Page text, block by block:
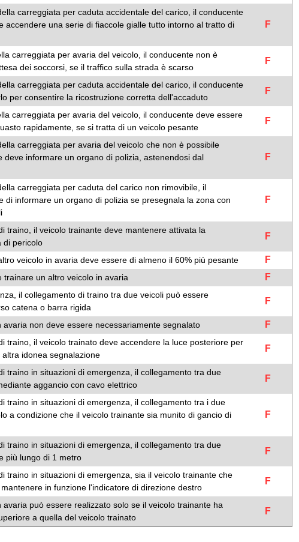
carreggiata per caduta accidentale del carico, il conducente
accendere una serie di fiaccole gialle tutto intorno al tratto di
F
carreggiata per avaria del veicolo, il conducente non è
dei soccorsi, se il traffico sulla strada è scarso
F
carreggiata per caduta accidentale del carico, il conducente
per consentire la ricostruzione corretta dell'accaduto
F
carreggiata per avaria del veicolo, il conducente deve essere
rapidamente, se si tratta di un veicolo pesante
F
carreggiata per avaria del veicolo che non è possibile
deve informare un organo di polizia, astenendosi dal
F
carreggiata per caduta del carico non rimovibile, il
di informare un organo di polizia se presegnala la zona con
F
traino, il veicolo trainante deve mantenere attivata la
di pericolo
F
veicolo in avaria deve essere di almeno il 60% più pesante F
trainare un altro veicolo in avaria F
il collegamento di traino tra due veicoli può essere
catena o barra rigida
F
avaria non deve essere necessariamente segnalato F
traino, il veicolo trainato deve accendere la luce posteriore per
idonea segnalazione
F
traino in situazioni di emergenza, il collegamento tra due
aggancio con cavo elettrico
F
traino in situazioni di emergenza, il collegamento tra i due
a condizione che il veicolo trainante sia munito di gancio di
F
traino in situazioni di emergenza, il collegamento tra due
più lungo di 1 metro
F
traino in situazioni di emergenza, sia il veicolo trainante che
in funzione l'indicatore di direzione destro
F
avaria può essere realizzato solo se il veicolo trainante ha
a quella del veicolo trainato
F